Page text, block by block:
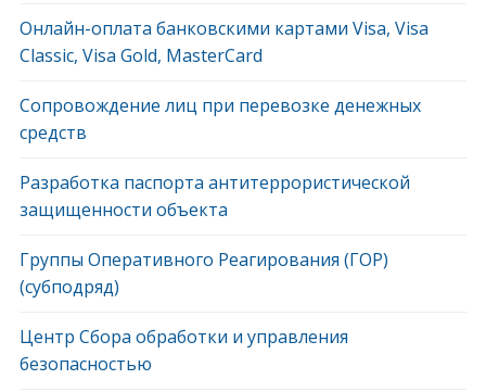
Онлайн-оплата банковскими картами Visa, Visa
Classic, Visa Gold, MasterCard
Сопровождение лиц при перевозке денежных
средств
Разработка паспорта антитеррористической
защищенности объекта
Группы Оперативного Реагирования (ГОР)
(субподряд)
Центр Сбора обработки и управления
безопасностью